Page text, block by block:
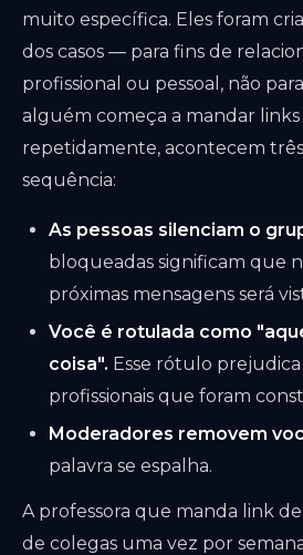
muito específica. Eles foram
dos casos — para fins de
profissional ou pessoal, não
alguém começa a mandar
repetidamente, acontecem três
sequência:
As pessoas silenciam o
bloqueadas significam que
próximas mensagens será
Você é rotulada como
coisa". Esse rótulo
profissionais que foram
Moderadores removem
palavra se espalha.
A professora que manda link
de colegas uma vez por